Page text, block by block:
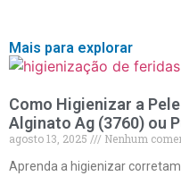
Mais para explorar
Como Higienizar a
Alginato Ag (3760) ou
agosto 13, 2025
Nenhum
Aprenda a higienizar